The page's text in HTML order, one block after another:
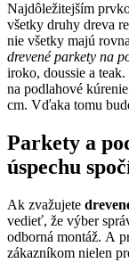
Najdôležitejším
všetky druhy dreva
nie všetky majú
drevené parkety na
iroko, doussie a
na podlahové
cm. Vďaka tomu
Parkety a
úspechu
Ak zvažujete
vedieť, že výber
odborná montáž. A
zákazníkom nielen